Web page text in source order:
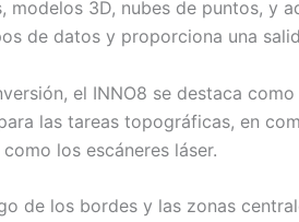
modelos 3D, nubes de puntos, y
de datos y proporciona una
el INNO8 se destaca como
las tareas topográficas, en
los escáneres láser.
de los bordes y las zonas